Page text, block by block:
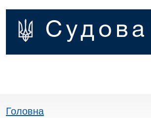
Головна